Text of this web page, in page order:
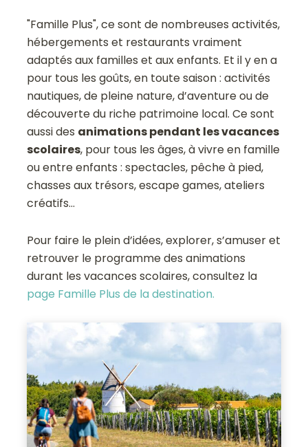
"Famille Plus", ce sont de nombreuses activités,
hébergements et restaurants vraiment
adaptés aux familles et aux enfants. Et il y en a
pour tous les goûts, en toute saison : activités
nautiques, de pleine nature, d’aventure ou de
découverte du riche patrimoine local. Ce sont
aussi des animations pendant les vacances
scolaires, pour tous les âges, à vivre en famille
ou entre enfants : spectacles, pêche à pied,
chasses aux trésors, escape games, ateliers
créatifs…
Pour faire le plein d’idées, explorer, s’amuser et
retrouver le programme des animations
durant les vacances scolaires, consultez la
page Famille Plus de la destination.